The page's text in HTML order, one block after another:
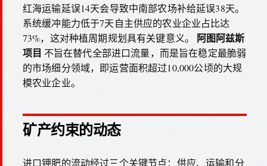
红海运输延误14天会导致中南部农场补给延误38天。
系统缓冲能力低于7天自主供应的农业企业占比达
73%，这对种植周期规划具有关键意义。 阿图阿兹斯
项目 不旨在替代全部进口流量，而是旨在稳定最脆弱
的市场细分领域，即运营面积超过10,000公顷的大规
模农业企业。
矿产约束的动态
进口钾肥的流动经过三个关键节点：供应、运输和分